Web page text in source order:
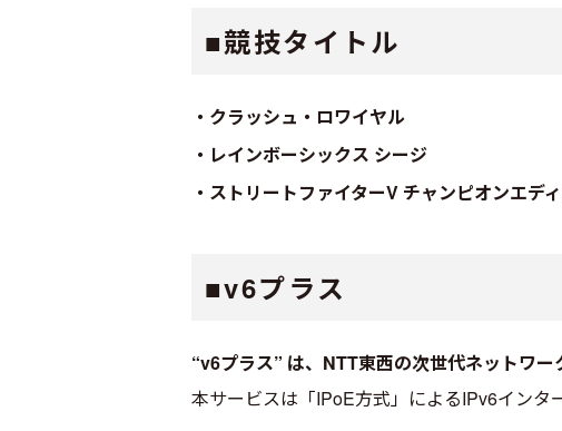
■競技タイトル
・クラッシュ・ロワイヤル
・レインボーシックス シージ
・ストリートファイターV チャンピオンエデ
■v6プラス
“v6プラス” は、NTT東西の次世代ネットワ
本サービスは「IPoE方式」によるIPv6インタ